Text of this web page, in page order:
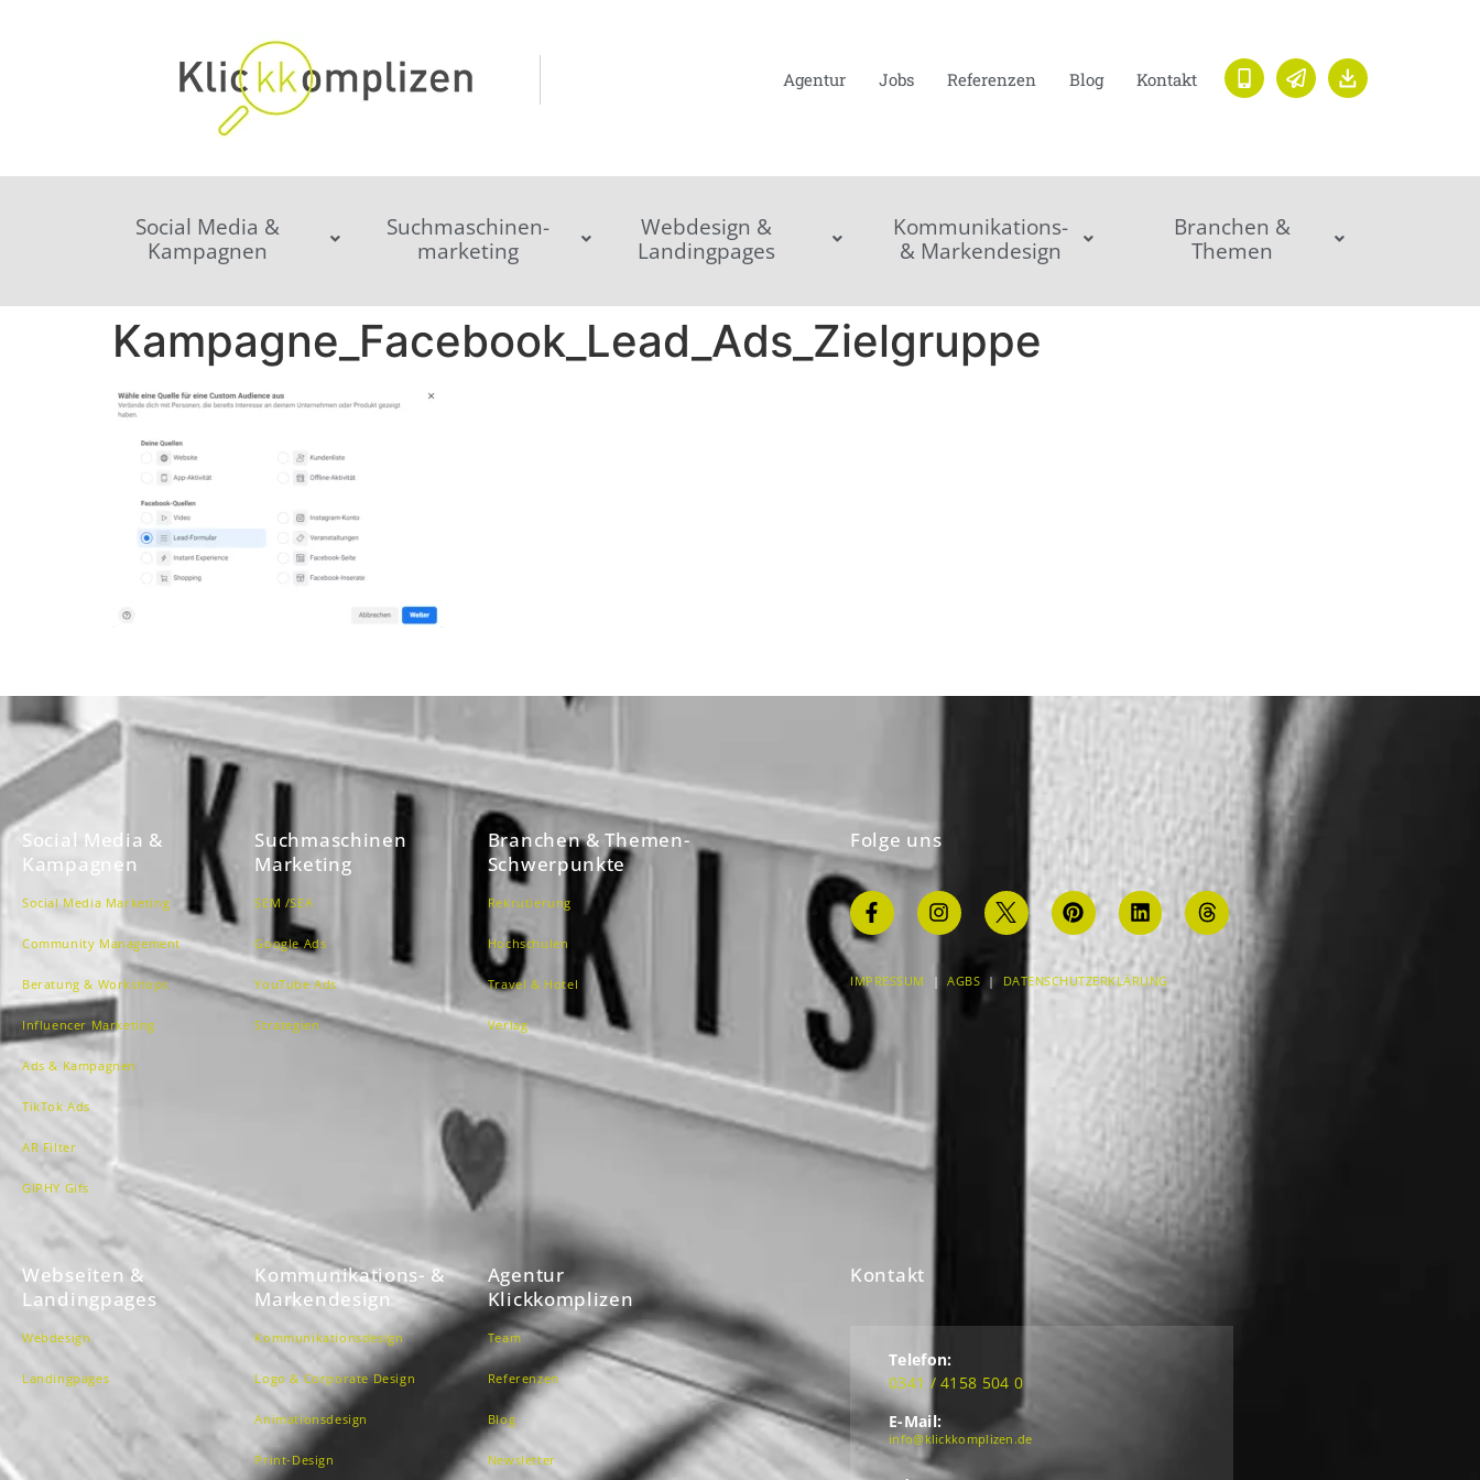
Agentur Jobs Referenzen Blog Kontakt
Social Media &
Kampagnen
Suchmaschinen-
marketing
Webdesign &
Landingpages
Kommunikations-
& Markendesign
Branchen &
Themen
Kampagne_Facebook_Lead_Ads_Zielgruppe
Social Media &
Kampagnen
Social Media Marketing
Community Management
Beratung & Workshops
Influencer Marketing
Ads & Kampagnen
TikTok Ads
AR Filter
GIPHY Gifs
Suchmaschinen
Marketing
SEM /SEA
Google Ads
YouTube Ads
Strategien
Branchen & Themen-
Schwerpunkte
Rekrutierung
Hochschulen
Travel & Hotel
Verlag
Folge uns
IMPRESSUM | AGBS | DATENSCHUTZERKLÄRUNG
Webseiten &
Landingpages
Webdesign
Landingpages
Kommunikations- &
Markendesign
Kommunikationsdesign
Logo & Corporate Design
Animationsdesign
Print-Design
Agentur
Klickkomplizen
Team
Referenzen
Blog
Newsletter
Kontakt
Telefon:
0341 / 4158 504 0
E-Mail:
info@klickkomplizen.de